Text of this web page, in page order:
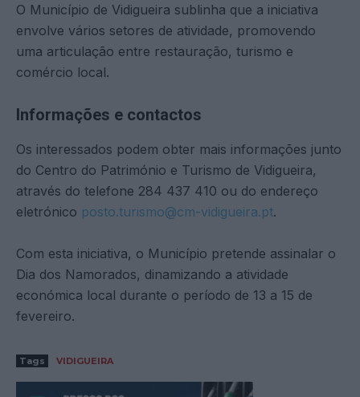
O Município de Vidigueira sublinha que a iniciativa
envolve vários setores de atividade, promovendo
uma articulação entre restauração, turismo e
comércio local.
Informações e contactos
Os interessados podem obter mais informações junto
do Centro do Património e Turismo de Vidigueira,
através do telefone 284 437 410 ou do endereço
eletrónico posto.turismo@cm-vidigueira.pt.
Com esta iniciativa, o Município pretende assinalar o
Dia dos Namorados, dinamizando a atividade
económica local durante o período de 13 a 15 de
fevereiro.
Tags VIDIGUEIRA